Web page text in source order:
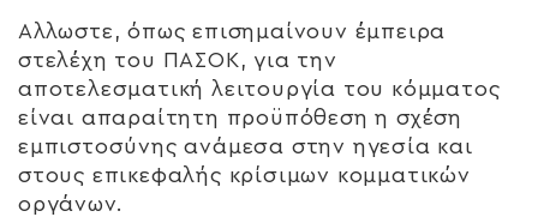
Αλλωστε, όπως επισημαίνουν έμπειρα
στελέχη του ΠΑΣΟΚ, για την
αποτελεσματική λειτουργία του κόμματος
είναι απαραίτητη προϋπόθεση η σχέση
εμπιστοσύνης ανάμεσα στην ηγεσία και
στους επικεφαλής κρίσιμων κομματικών
οργάνων.